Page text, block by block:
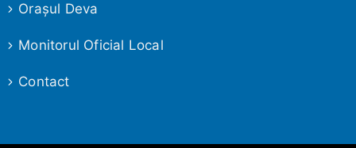
Oraşul Deva
Monitorul Oficial Local
Contact